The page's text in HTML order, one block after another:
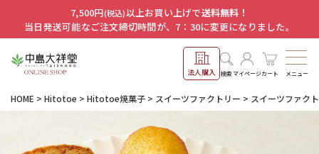
7,500円(税込)以上お買い上げで送料無料！
当日発送可能なご注文締切時間が、7：30に変更になりました。
法人購入 検索マイページカート メニュー
HOME Hitotoe Hitotoe焼菓子 スイーツファクトリー スイーツファク